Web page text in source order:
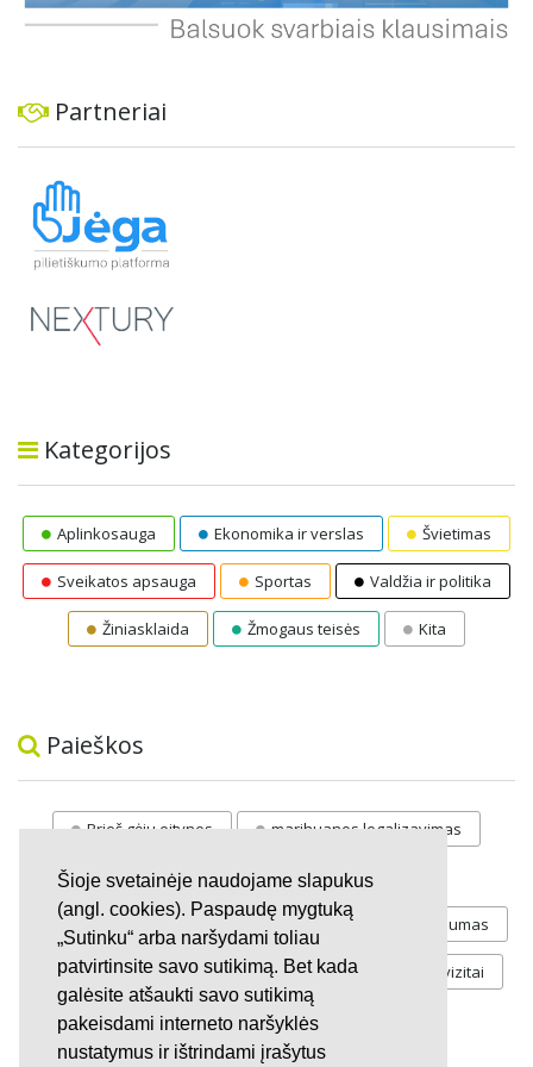
Šioje svetainėje naudojame slapukus
(angl. cookies). Paspaudę mygtuką
„Sutinku“ arba naršydami toliau
patvirtinsite savo sutikimą. Bet kada
galėsite atšaukti savo sutikimą
pakeisdami interneto naršyklės
nustatymus ir ištrindami įrašytus
Partneriai
Kategorijos
Aplinkosauga Ekonomika ir verslas Švietimas
Sveikatos apsauga Sportas Valdžia ir politika
Žiniasklaida Žmogaus teisės Kita
Paieškos
Prieš gėju eitynes marihuanos legalizavimas
STOP vaiku atemimas
Pilnos moksleivių vasaros atostogos referendumas
Keliu jaunystės Valandos Rekvizitai
Investicijos